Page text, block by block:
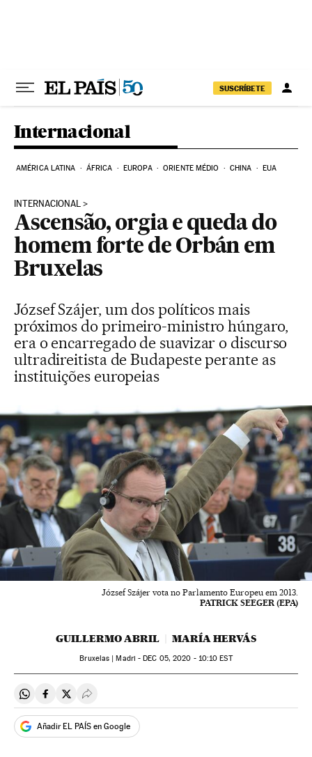
SUSCRÍBETE
Internacional
AMÉRICA LATINA ÁFRICA EUROPA ORIENTE MÉDIO CHINA EUA
INTERNACIONAL
Ascensão, orgia e queda do
homem forte de Orbán em
Bruxelas
József Szájer, um dos políticos mais
próximos do primeiro-ministro húngaro,
era o encarregado de suavizar o discurso
ultradireitista de Budapeste perante as
instituições europeias
József Szájer vota no Parlamento Europeu em 2013.
PATRICK SEEGER (EPA)
GUILLERMO ABRIL MARÍA HERVÁS
Bruxelas | Madri -DEC 05, 2020 - 10:10 EST
Compartir en Whatsapp
Compartir en Facebook
Compartir en Twitter
Desplegar Redes Sociales
Añadir EL PAÍS en Google